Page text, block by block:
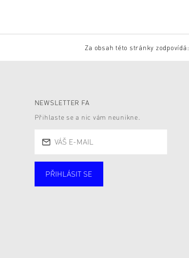
Za obsah této stránky zodpovídá:
NEWSLETTER FA
Přihlaste se a nic vám neunikne.
PŘIHLÁSIT SE